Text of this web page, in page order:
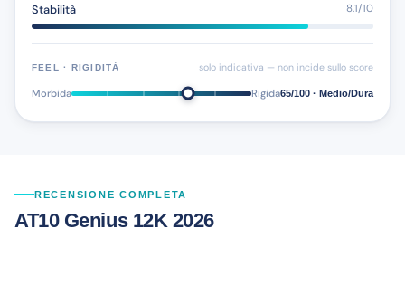
Stabilità 8.1/10
FEEL · RIGIDITÀ solo indicativa — non incide sullo score
Morbida Rigida65/100 · Medio/Dura
RECENSIONE COMPLETA
AT10 Genius 12K 2026